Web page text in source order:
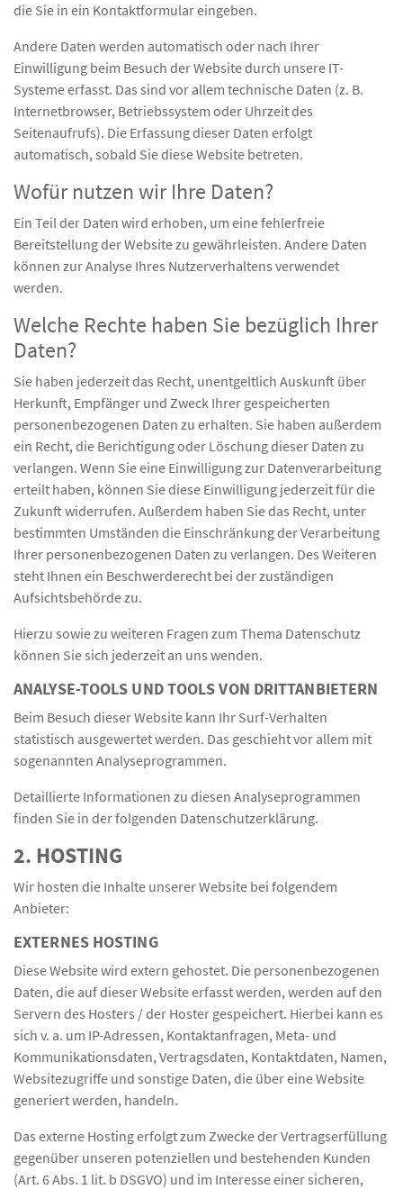
die Sie in ein Kontaktformular eingeben.
Andere Daten werden automatisch oder nach Ihrer
Einwilligung beim Besuch der Website durch unsere IT-
Systeme erfasst. Das sind vor allem technische Daten (z. B.
Internetbrowser, Betriebssystem oder Uhrzeit des
Seitenaufrufs). Die Erfassung dieser Daten erfolgt
automatisch, sobald Sie diese Website betreten.
Wofür nutzen wir Ihre Daten?
Ein Teil der Daten wird erhoben, um eine fehlerfreie
Bereitstellung der Website zu gewährleisten. Andere Daten
können zur Analyse Ihres Nutzerverhaltens verwendet
werden.
Welche Rechte haben Sie bezüglich Ihrer
Daten?
Sie haben jederzeit das Recht, unentgeltlich Auskunft über
Herkunft, Empfänger und Zweck Ihrer gespeicherten
personenbezogenen Daten zu erhalten. Sie haben außerdem
ein Recht, die Berichtigung oder Löschung dieser Daten zu
verlangen. Wenn Sie eine Einwilligung zur Datenverarbeitung
erteilt haben, können Sie diese Einwilligung jederzeit für die
Zukunft widerrufen. Außerdem haben Sie das Recht, unter
bestimmten Umständen die Einschränkung der Verarbeitung
Ihrer personenbezogenen Daten zu verlangen. Des Weiteren
steht Ihnen ein Beschwerderecht bei der zuständigen
Aufsichtsbehörde zu.
Hierzu sowie zu weiteren Fragen zum Thema Datenschutz
können Sie sich jederzeit an uns wenden.
ANALYSE-TOOLS UND TOOLS VON DRITT­ANBIETERN
Beim Besuch dieser Website kann Ihr Surf-Verhalten
statistisch ausgewertet werden. Das geschieht vor allem mit
sogenannten Analyseprogrammen.
Detaillierte Informationen zu diesen Analyseprogrammen
finden Sie in der folgenden Datenschutzerklärung.
2. HOSTING
Wir hosten die Inhalte unserer Website bei folgendem
Anbieter:
EXTERNES HOSTING
Diese Website wird extern gehostet. Die personenbezogenen
Daten, die auf dieser Website erfasst werden, werden auf den
Servern des Hosters / der Hoster gespeichert. Hierbei kann es
sich v. a. um IP-Adressen, Kontaktanfragen, Meta- und
Kommunikationsdaten, Vertragsdaten, Kontaktdaten, Namen,
Websitezugriffe und sonstige Daten, die über eine Website
generiert werden, handeln.
Das externe Hosting erfolgt zum Zwecke der Vertragserfüllung
gegenüber unseren potenziellen und bestehenden Kunden
(Art. 6 Abs. 1 lit. b DSGVO) und im Interesse einer sicheren,